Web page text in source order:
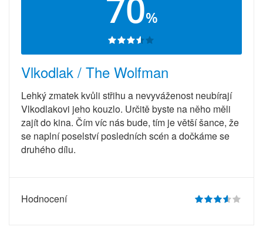
%
Vlkodlak / The Wolfman
Lehký zmatek kvůli střihu a nevyváženost neubírají
Vlkodlakovi jeho kouzlo. Určitě byste na něho měli
zajít do kina. Čím víc nás bude, tím je větší šance, že
se naplní poselství posledních scén a dočkáme se
druhého dílu.
Hodnocení